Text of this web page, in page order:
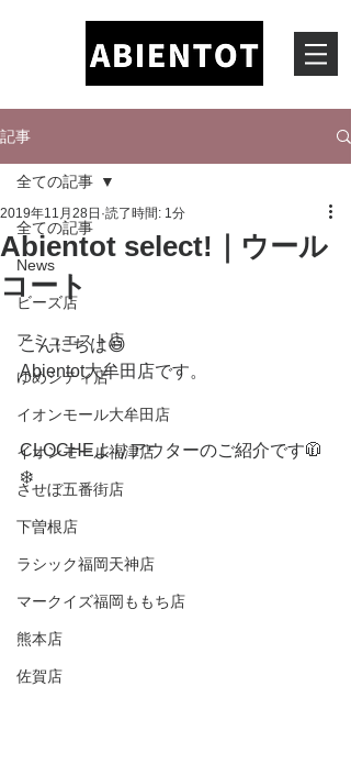
記事
全ての記事
News
ビーズ店
アミュエスト店
ゆめシティ店
イオンモール大牟田店
イオンモール福津店
させぼ五番街店
下曽根店
ラシック福岡天神店
マークイズ福岡ももち店
熊本店
佐賀店
全ての記事
Abientot select!｜ウール
コート
2019年11月28日 読了時間: 1分
こんにちは😃
Abientot大牟田店です。
CLOCHEよりアウターのご紹介です🧥
❄️